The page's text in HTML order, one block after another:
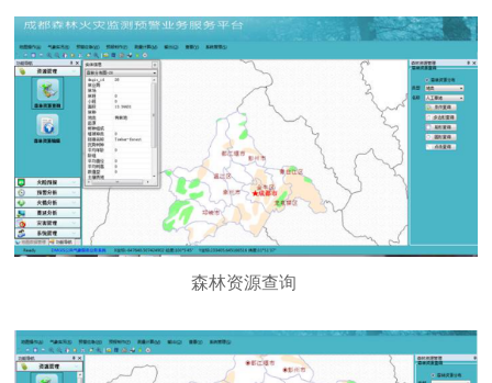
森林资源查询